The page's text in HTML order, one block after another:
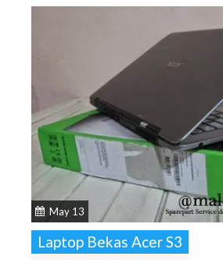
May 13
Laptop Bekas Acer S3